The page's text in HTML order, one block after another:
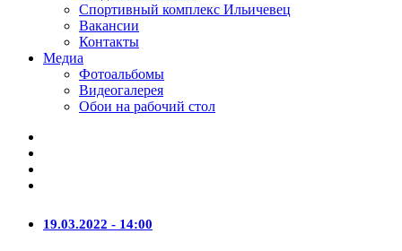
Спортивный комплекс Ильичевец
Вакансии
Контакты
Медиа
Фотоальбомы
Видеогалерея
Обои на рабочий стол
19.03.2022 - 14:00